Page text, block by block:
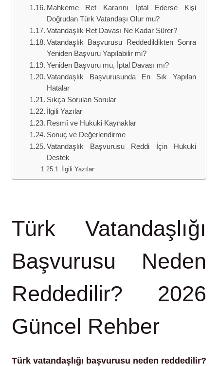
Mahkeme Ret Kararını İptal Ederse Kişi
Doğrudan Türk Vatandaşı Olur mu?
Vatandaşlık Ret Davası Ne Kadar Sürer?
Vatandaşlık Başvurusu Reddedildikten Sonra
Yeniden Başvuru Yapılabilir mi?
Yeniden Başvuru mu, İptal Davası mı?
Vatandaşlık Başvurusunda En Sık Yapılan
Hatalar
Sıkça Sorulan Sorular
İlgili Yazılar
Resmî ve Hukuki Kaynaklar
Sonuç ve Değerlendirme
Vatandaşlık Başvurusu Reddi İçin Hukuki
Destek
İlgili Yazılar:
Türk Vatandaşlığı
Başvurusu Neden
Reddedilir? 2026
Güncel Rehber
Türk vatandaşlığı başvurusu neden reddedilir?